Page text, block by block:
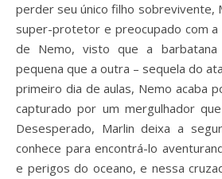
perder seu único filho sobrevivente,
super-protetor e preocupado com a
de Nemo, visto que a
pequena que a outra – sequela do
primeiro dia de aulas, Nemo acaba
capturado por um mergulhador
Desesperado, Marlin deixa a
conhece para encontrá-lo
e perigos do oceano, e nessa